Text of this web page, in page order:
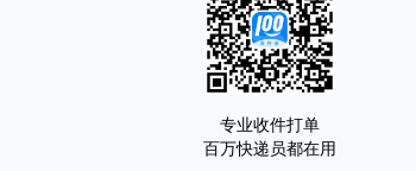
专业收件打单
百万快递员都在用